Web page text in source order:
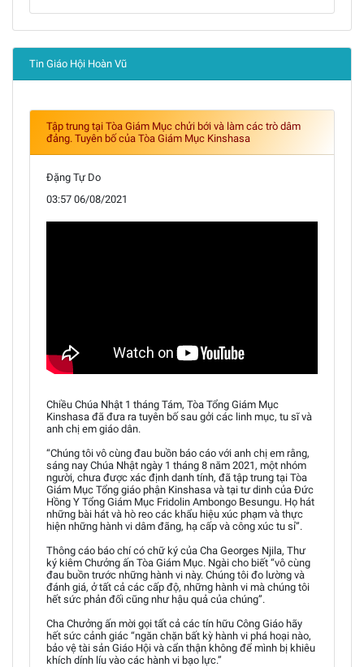
Tin Giáo Hội Hoàn Vũ
Tập trung tại Tòa Giám Mục chửi bới và làm các trò dâm
đảng. Tuyên bố của Tòa Giám Mục Kinshasa
Đặng Tự Do
03:57 06/08/2021
Chiều Chúa Nhật 1 tháng Tám, Tòa Tổng Giám Mục
Kinshasa đã đưa ra tuyên bố sau gởi các linh mục, tu sĩ và
anh chị em giáo dân.
“Chúng tôi vô cùng đau buồn báo cáo với anh chị em rằng,
sáng nay Chúa Nhật ngày 1 tháng 8 năm 2021, một nhóm
người, chưa được xác định danh tính, đã tập trung tại Tòa
Giám Mục Tổng giáo phận Kinshasa và tại tư dinh của Đức
Hồng Y Tổng Giám Mục Fridolin Ambongo Besungu. Họ hát
những bài hát và hò reo các khẩu hiệu xúc phạm và thực
hiện những hành vi dâm đãng, hạ cấp và công xúc tu sỉ”.
Thông cáo báo chí có chữ ký của Cha Georges Njila, Thư
ký kiêm Chưởng ấn Tòa Giám Mục. Ngài cho biết “vô cùng
đau buồn trước những hành vi này. Chúng tôi đo lường và
đánh giá, ở tất cả các cấp độ, những hành vi mà chúng tôi
hết sức phản đối cũng như hậu quả của chúng”.
Cha Chưởng ấn mời gọi tất cả các tín hữu Công Giáo hãy
hết sức cảnh giác “ngăn chặn bất kỳ hành vi phá hoại nào,
bảo vệ tài sản Giáo Hội và cẩn thận không để mình bị khiêu
khích dính líu vào các hành vi bạo lực.”